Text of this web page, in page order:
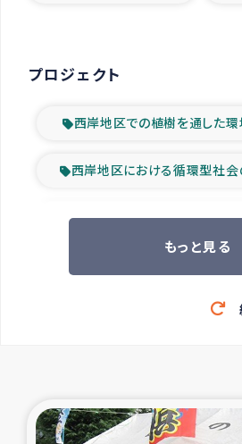
プロジェクト
西岸地区での植樹を通した
西岸地区における循環型社
ツアー参加者
緊急救援の
東ティモール豪雨
もっと見る